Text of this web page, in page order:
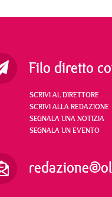
Filo diretto
SCRIVI AL DIRETTORE
SCRIVI ALLA REDAZIONE
SEGNALA UNA NOTIZIA
SEGNALA UN EVENTO